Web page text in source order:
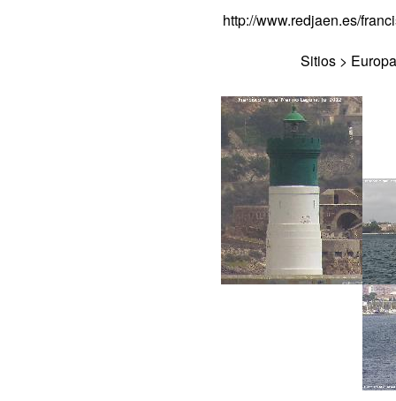
http://www.redjaen.es/
Sitios >